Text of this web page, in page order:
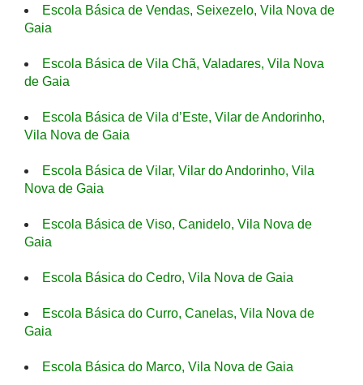
Escola Básica de Vendas, Seixezelo, Vila Nova de
Gaia
Escola Básica de Vila Chã, Valadares, Vila Nova
de Gaia
Escola Básica de Vila d’Este, Vilar de Andorinho,
Vila Nova de Gaia
Escola Básica de Vilar, Vilar do Andorinho, Vila
Nova de Gaia
Escola Básica de Viso, Canidelo, Vila Nova de
Gaia
Escola Básica do Cedro, Vila Nova de Gaia
Escola Básica do Curro, Canelas, Vila Nova de
Gaia
Escola Básica do Marco, Vila Nova de Gaia